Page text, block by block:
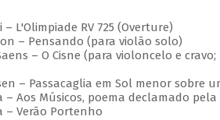
L'Olimpiade RV 725 (Overture)
– Pensando (para violão solo)
– O Cisne (para violoncelo e
– Passacaglia em Sol menor sobre
– Aos Músicos, poema declamado
– Verão Portenho